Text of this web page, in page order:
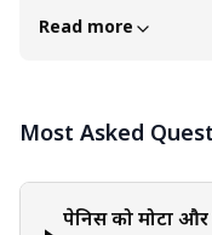
professional advice in
guarantee of any
decisions and
provided in this
Read more
Most Asked
पेनिस को मोटा